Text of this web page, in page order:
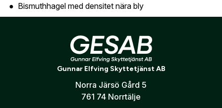
Bismuthhagel med densitet nära bly
God räckvidd och träffverkan
Skonsam mot pipor, även i äldre hagelvapen
Pålitlig och konsekvent prestanda
Verifiera e-post:
personuppgiftspolicy.
Gunnar Elfving Skyttetjänst AB
Norra Järsö Gård 5
761 74 Norrtälje